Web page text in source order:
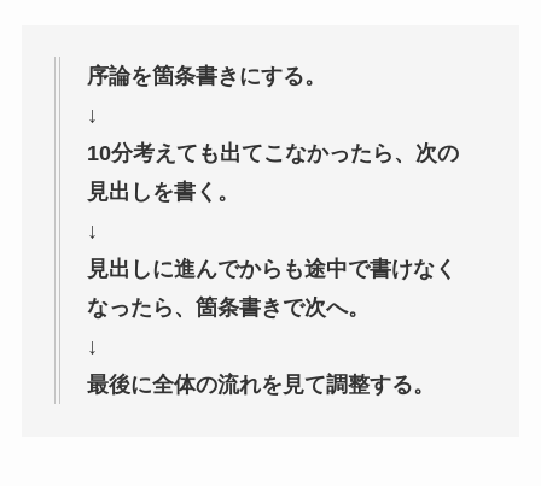
序論を箇条書きにする。
↓
10分考えても出てこなかったら、次の
見出しを書く。
↓
見出しに進んでからも途中で書けなく
なったら、箇条書きで次へ。
↓
最後に全体の流れを見て調整する。